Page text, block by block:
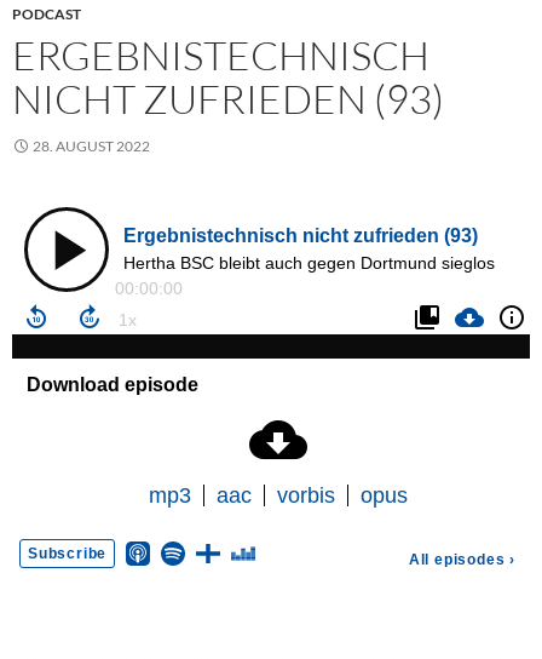
PODCAST
ERGEBNISTECHNISCH
NICHT ZUFRIEDEN (93)
28. AUGUST 2022